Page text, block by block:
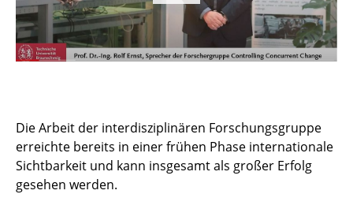
Die Arbeit der interdisziplinären Forschungsgruppe
erreichte bereits in einer frühen Phase internationale
Sichtbarkeit und kann insgesamt als großer Erfolg
gesehen werden.